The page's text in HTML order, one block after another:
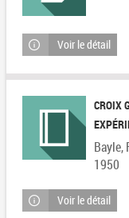
Voir le détail
CROIX
Bayle,
1950
Voir le détail